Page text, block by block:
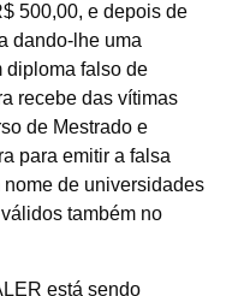
500,00, e depois de
dando-lhe uma
diploma falso de
recebe das vítimas
de Mestrado e
para emitir a falsa
de universidades
também no
está sendo